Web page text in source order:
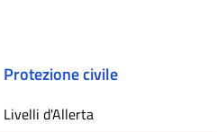
Protezione civile
Livelli d'Allerta